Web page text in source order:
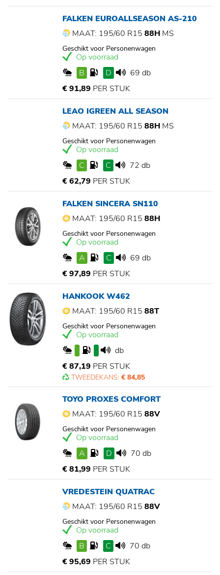
FALKEN EUROALLSEASON AS-210
MAAT: 195/60 R15 88H MS
Geschikt voor Personenwagen
Op voorraad
B
D
69 db
€ 91,89 PER STUK
LEAO IGREEN ALL SEASON
MAAT: 195/60 R15 88H MS
Geschikt voor Personenwagen
Op voorraad
C
C
72 db
€ 62,79 PER STUK
FALKEN SINCERA SN110
MAAT: 195/60 R15 88H
Geschikt voor Personenwagen
Op voorraad
A
C
69 db
€ 97,89 PER STUK
HANKOOK W462
MAAT: 195/60 R15 88T
Geschikt voor Personenwagen
Op voorraad
db
€ 87,19 PER STUK
TWEEDEKANS: € 84,85
TOYO PROXES COMFORT
MAAT: 195/60 R15 88V
Geschikt voor Personenwagen
Op voorraad
A
D
70 db
€ 81,99 PER STUK
VREDESTEIN QUATRAC
MAAT: 195/60 R15 88V
Geschikt voor Personenwagen
Op voorraad
B
C
70 db
€ 95,69 PER STUK